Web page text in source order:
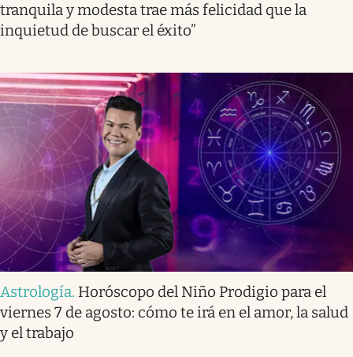
tranquila y modesta trae más felicidad que la
inquietud de buscar el éxito”
Astrología. Horóscopo del Niño Prodigio para el
viernes 7 de agosto: cómo te irá en el amor, la salud
y el trabajo